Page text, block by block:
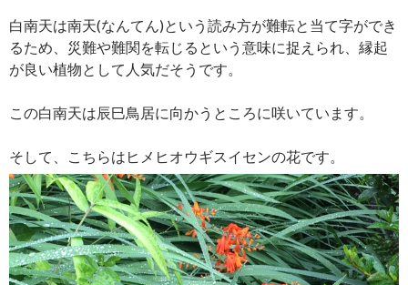
白南天は南天(なんてん)という読み方が難転と当て字ができ
るため、災難や難関を転じるという意味に捉えられ、縁起
が良い植物として人気だそうです。
この白南天は辰巳鳥居に向かうところに咲いています。
そして、こちらはヒメヒオウギスイセンの花です。